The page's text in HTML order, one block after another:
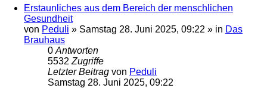
Erstaunliches aus dem Bereich der menschlichen
Gesundheit
von Peduli » Samstag 28. Juni 2025, 09:22 » in Das
Brauhaus
0 Antworten
5532 Zugriffe
Letzter Beitrag von Peduli
Samstag 28. Juni 2025, 09:22